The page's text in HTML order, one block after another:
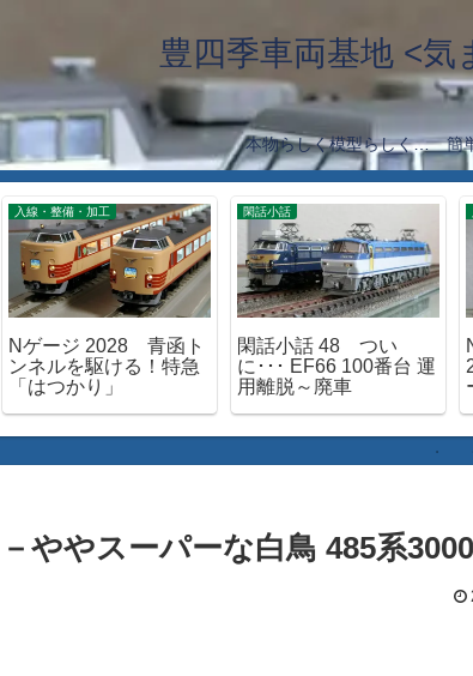
豊四季車両基地 <
本物らしく模型らしく… 簡
入線・整備・加工
Nゲージ 2028 青函ト
ンネルを駆ける！特急
「はつかり」
閑話小話
閑話小話 48 つい
に･･･ EF66 100番台 運
用離脱～廃車
やスーパーな白鳥 485系3000